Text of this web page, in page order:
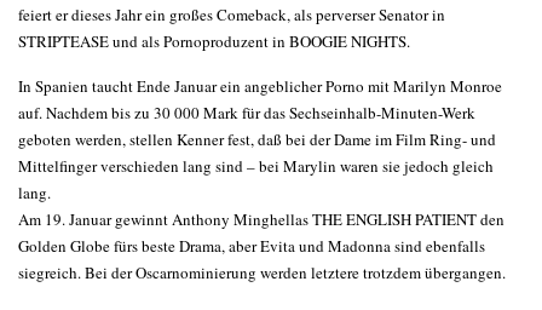
feiert er dieses Jahr ein großes Comeback, als perverser Senator in
STRIPTEASE und als Pornoproduzent in BOOGIE NIGHTS.
In Spanien taucht Ende Januar ein angeblicher Porno mit Marilyn Monroe
auf. Nachdem bis zu 30 000 Mark für das Sechseinhalb-Minuten-Werk
geboten werden, stellen Kenner fest, daß bei der Dame im Film Ring- und
Mittelfinger verschieden lang sind – bei Marylin waren sie jedoch gleich
lang.
Am 19. Januar gewinnt Anthony Minghellas THE ENGLISH PATIENT den
Golden Globe fürs beste Drama, aber Evita und Madonna sind ebenfalls
siegreich. Bei der Oscarnominierung werden letztere trotzdem übergangen.